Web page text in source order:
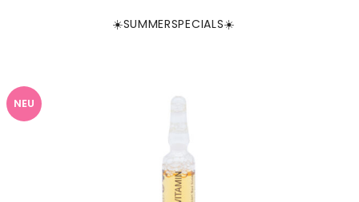
☀️SUMMERSPECIALS☀️
NEU